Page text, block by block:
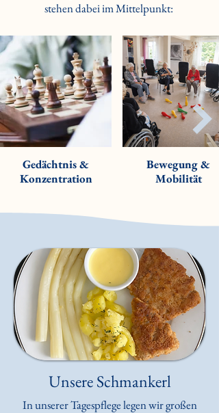
stehen dabei im Mittelpunkt:
Gedächtnis &
Konzentration
Bewegung &
Mobilität
Unsere Schmankerl
In unserer Tagespflege legen wir großen